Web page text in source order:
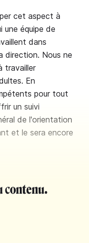
cet aspect à
une équipe de
dans
direction. Nous ne
travailler
En
pour tout
un suivi
de l'orientation
et le sera encore
contenu.